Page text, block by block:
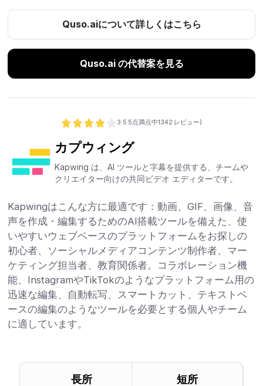
Quso.aiについて詳しくはこちら
Quso.ai の代替案を見る
3.5 5点満点中1342 レビュー)
カプウィング
Kapwing は、AI ツールと字幕を提供する、チームや
クリエイター向けの共同ビデオ エディターです。
Kapwingはこんな方に最適です：動画、GIF、画像、音
声を作成・編集するためのAI搭載ツールを備えた、使
いやすいウェブベースのプラットフォームをお探しの
初心者、ソーシャルメディアコンテンツ制作者、マー
ケティング担当者、教育関係者。コラボレーション機
能、InstagramやTikTokのようなプラットフォーム用の
迅速な編集、自動転写、スマートカット、テキストベ
ースの編集のようなツールを必要とする個人やチーム
に適しています。
長所 短所